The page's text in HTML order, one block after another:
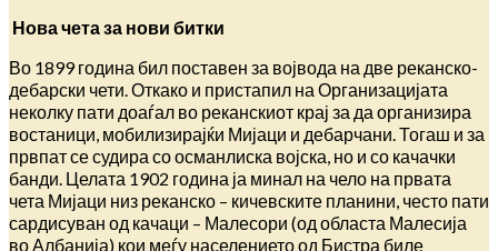
Нова чета за нови битки
Во 1899 година бил поставен за војвода на две реканско-
дебарски чети. Откако и пристапил на Организацијата
неколку пати доаѓал во реканскиот крај за да организира
востаници, мобилизирајќи Мијаци и дебарчани. Тогаш и за
првпат се судира со османлиска војска, но и со качачки
банди. Целата 1902 година ја минал на чело на првата
чета Мијаци низ реканско – кичевските планини, често пати
сардисуван од качаци – Малесори (од областа Малесија
во Албанија) кои меѓу населението од Бистра биле